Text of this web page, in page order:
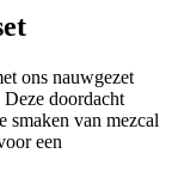
ons nauwgezet
doordacht
smaken van mezcal
een